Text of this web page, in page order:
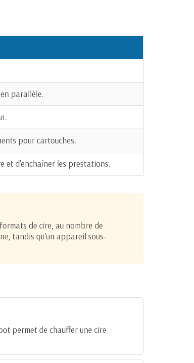
parallèle.
pour cartouches.
et d'enchaîner les prestations.
de cire, au nombre de
tandis qu'un appareil sous-
permet de chauffer une cire